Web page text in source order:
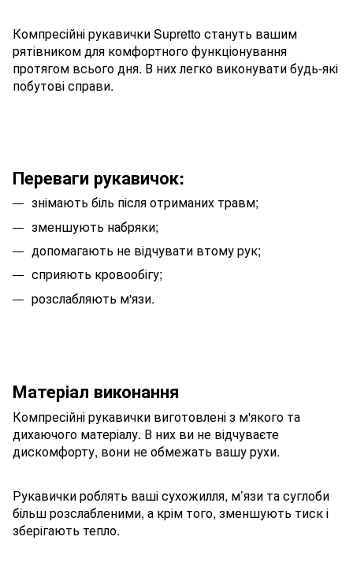
Компресійні рукавички Supretto стануть вашим
рятівником для комфортного функціонування
протягом всього дня. В них легко виконувати будь-які
побутові справи.
Переваги рукавичок:
знімають біль після отриманих травм;
зменшують набряки;
допомагають не відчувати втому рук;
сприяють кровообігу;
розслабляють м'язи.
Матеріал виконання
Компресійні рукавички виготовлені з м'якого та
дихаючого матеріалу. В них ви не відчуваєте
дискомфорту, вони не обмежать вашу рухи.
Рукавички роблять ваші сухожилля, м’язи та суглоби
більш розслабленими, а крім того, зменшують тиск і
зберігають тепло.